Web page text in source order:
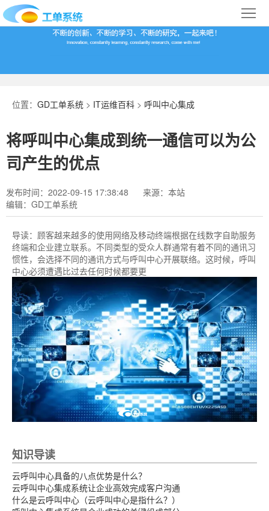
首
们
导
位置： GD工单系统 > IT运维百科 > 呼叫中心集成
将呼叫中心集成到统一通信可以为公
司产生的优点
发布时间：2022-09-15 17:38:48
来源：本站
编辑：GD工单系统
导读： 顾客越来越多的使用网络及移动终端根据在线数字自助服务
终端和企业建立联系。不同类型的受众人群通常有着不同的通讯习
惯性，会选择不同的通讯方式与呼叫中心开展联络。这时候，呼叫
中心必须遭遇比过去任何时候都要更
知识导读
云呼叫中心具备的八点优势是什么？
云呼叫中心集成系统让企业高效完成客户沟通
什么是云呼叫中心（云呼叫中心是指什么？）